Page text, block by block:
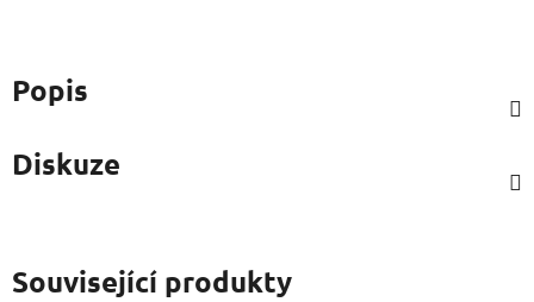
Popis
Diskuze
Související produkty